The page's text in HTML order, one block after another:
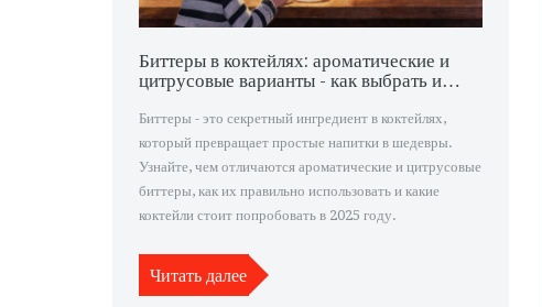
Биттеры в коктейлях: ароматические и
цитрусовые варианты - как выбрать и
Биттеры - это секретный ингредиент в коктейлях,
который превращает простые напитки в шедевры.
Узнайте, чем отличаются ароматические и цитрусовые
биттеры, как их правильно использовать и какие
коктейли стоит попробовать в 2025 году.
Читать далее